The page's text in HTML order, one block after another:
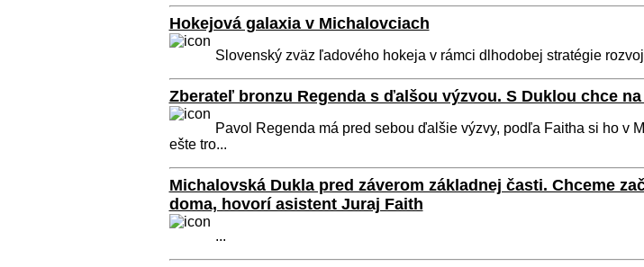
Hokejová galaxia v Michalovciach
Slovenský zväz ľadového hokeja v rámci dlhodobej stratégie
Zberateľ bronzu Regenda s ďalšou výzvou. S Duklou chce
Pavol Regenda má pred sebou ďalšie výzvy, podľa Faitha si ho v
ešte tro...
Michalovská Dukla pred záverom základnej časti. Chceme
doma, hovorí asistent Juraj Faith
...